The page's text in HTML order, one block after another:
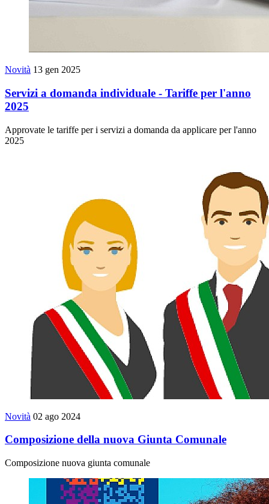
Novità 13 gen 2025
Servizi a domanda individuale - Tariffe per l'anno
2025
Approvate le tariffe per i servizi a domanda da applicare per l'anno
2025
Novità 02 ago 2024
Composizione della nuova Giunta Comunale
Composizione nuova giunta comunale